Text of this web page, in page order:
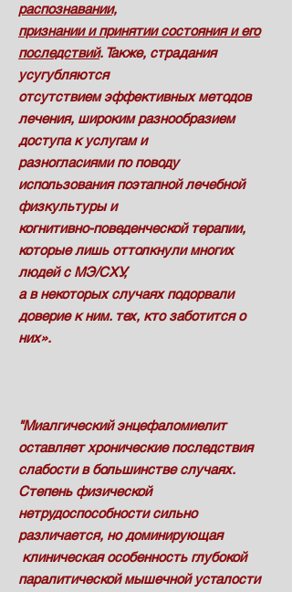
распознавании,
признании и принятии состояния и его
последствий. Также, страдания
усугубляются
отсутствиемэффективных методов
лечения, широким разнообразием
доступа к услугам и
разногласиями по поводу
использования поэтапной лечебной
физкультуры и
когнитивно-поведенческой терапии,
которые лишь оттолкнули многих
людей с МЭ/СХУ,
а в некоторых случаях подорвали
доверие к ним. тех, кто заботится о
них».
"Миалгический энцефаломиелит
оставляет хронические последствия
слабости в большинстве случаях.
Степень физической
нетрудоспособности сильно
различается, но доминирующая
клиническая особенность глубокой
паралитической мышечной усталости